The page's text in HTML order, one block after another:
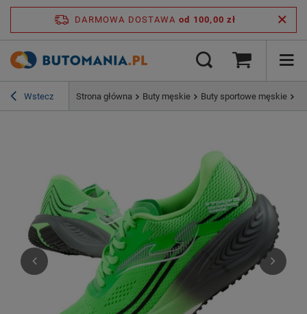
DARMOWA DOSTAWA od 100,00 zł
Wstecz Strona główna Buty męskie Buty sportowe męskie